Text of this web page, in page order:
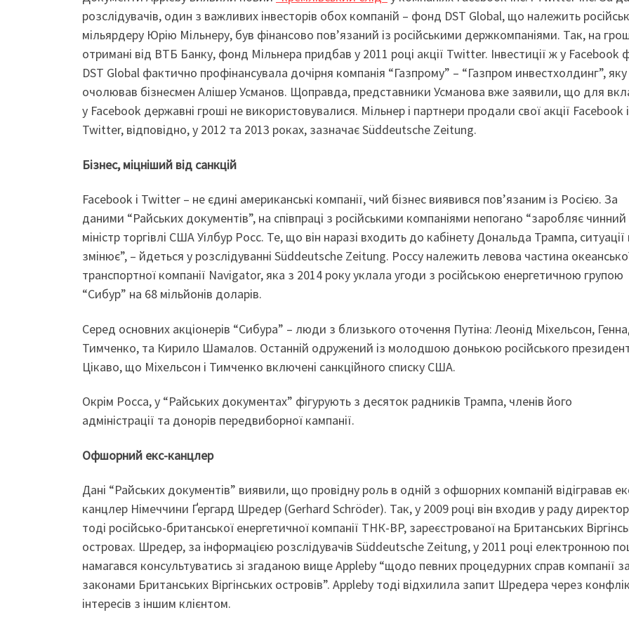
розслідувачів, один з важливих інвесторів обох компаній – фонд DST Global, що належить
мільярдеру Юрію Мільнеру, був фінансово пов’язаний із російськими держкомпаніями. Так, на
отримані від ВТБ Банку, фонд Мільнера придбав у 2011 році акції Twitter. Інвестиції ж у Facebook
DST Global фактично профінансувала дочірня компанія “Газпрому” – “Газпром инвестхолдинг”, яку
очолював бізнесмен Алішер Усманов. Щоправда, представники Усманова вже заявили, що для
у Facebook державні гроші не використовувалися. Мільнер і партнери продали свої акції Facebook і
Twitter, відповідно, у 2012 та 2013 роках, зазначає Süddeutsche Zeitung.
Бізнес, міцніший від санкцій
Facebook і Twitter – не єдині американські компанії, чий бізнес виявився пов’язаним із Росією. За
даними “Райських документів”, на співпраці з російськими компаніями непогано “заробляє чинний
міністр торгівлі США Уілбур Росс. Те, що він наразі входить до кабінету Дональда Трампа, ситуації
змінює”, – йдеться у розслідуванні Süddeutsche Zeitung. Россу належить левова частина
транспортної компанії Navigator, яка з 2014 року уклала угоди з російською енергетичною групою
“Сибур” на 68 мільйонів доларів.
Серед основних акціонерів “Сибура” – люди з близького оточення Путіна: Леонід Міхельсон,
Тимченко, та Кирило Шамалов. Останній одружений із молодшою донькою російського
Цікаво, що Міхельсон і Тимченко включені санкційного списку США.
Окрім Росса, у “Райських документах” фігурують з десяток радників Трампа, членів його
адміністрації та донорів передвиборної кампанії.
Офшорний екс-канцлер
Дані “Райських документів” виявили, що провідну роль в одній з офшорних компаній відігравав
канцлер Німеччини Ґергард Шредер (Gerhard Schröder). Так, у 2009 році він входив у раду
тоді російсько-британської енергетичної компанії ТНК-BP, зареєстрованої на Британських
островах. Шредер, за інформацією розслідувачів Süddeutsche Zeitung, у 2011 році електронною
намагався консультуватись зі згаданою вище Appleby “щодо певних процедурних справ компанії за
законами Британських Віргінських островів”. Appleby тоді відхилила запит Шредера через
інтересів з іншим клієнтом.